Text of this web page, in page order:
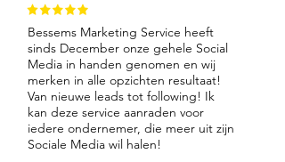
Bessems Marketing Service heeft
sinds December onze gehele Social
Media in handen genomen en wij
merken in alle opzichten resultaat!
Van nieuwe leads tot following! Ik
kan deze service aanraden voor
iedere ondernemer, die meer uit zijn
Sociale Media wil halen!